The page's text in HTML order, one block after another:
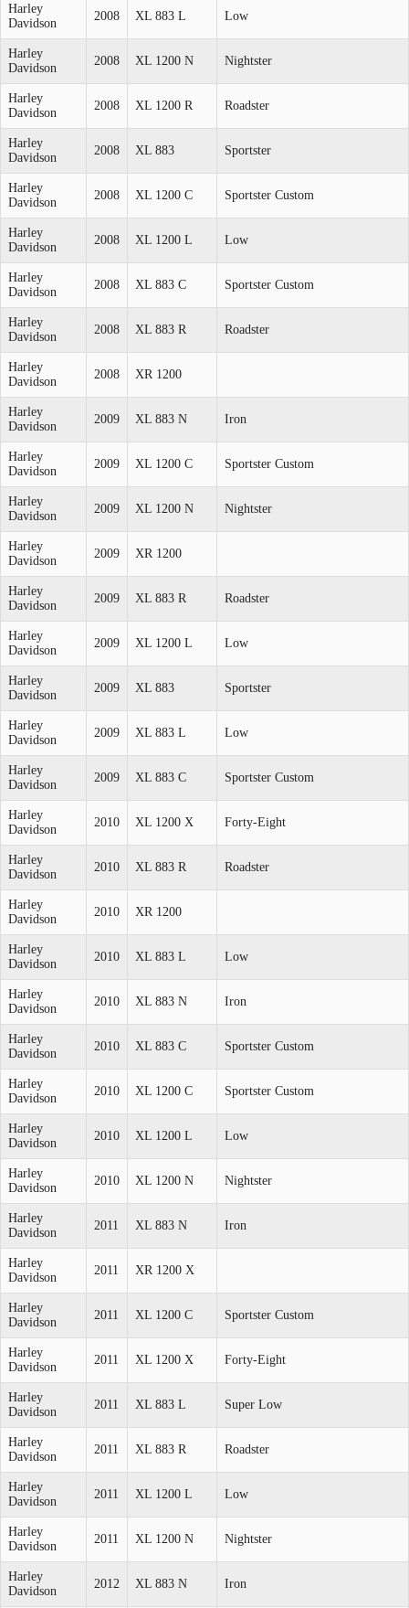
Harley
Davidson
2008 XL 883 L Low
Harley
Davidson
2008 XL 1200 N Nightster
Harley
Davidson
2008 XL 1200 R Roadster
Harley
Davidson
2008 XL 883 Sportster
Harley
Davidson
2008 XL 1200 C Sportster Custom
Harley
Davidson
2008 XL 1200 L Low
Harley
Davidson
2008 XL 883 C Sportster Custom
Harley
Davidson
2008 XL 883 R Roadster
Harley
Davidson
2008 XR 1200
Harley
Davidson
2009 XL 883 N Iron
Harley
Davidson
2009 XL 1200 C Sportster Custom
Harley
Davidson
2009 XL 1200 N Nightster
Harley
Davidson
2009 XR 1200
Harley
Davidson
2009 XL 883 R Roadster
Harley
Davidson
2009 XL 1200 L Low
Harley
Davidson
2009 XL 883 Sportster
Harley
Davidson
2009 XL 883 L Low
Harley
Davidson
2009 XL 883 C Sportster Custom
Harley
Davidson
2010 XL 1200 X Forty-Eight
Harley
Davidson
2010 XL 883 R Roadster
Harley
Davidson
2010 XR 1200
Harley
Davidson
2010 XL 883 L Low
Harley
Davidson
2010 XL 883 N Iron
Harley
Davidson
2010 XL 883 C Sportster Custom
Harley
Davidson
2010 XL 1200 C Sportster Custom
Harley
Davidson
2010 XL 1200 L Low
Harley
Davidson
2010 XL 1200 N Nightster
Harley
Davidson
2011 XL 883 N Iron
Harley
Davidson
2011 XR 1200 X
Harley
Davidson
2011 XL 1200 C Sportster Custom
Harley
Davidson
2011 XL 1200 X Forty-Eight
Harley
Davidson
2011 XL 883 L Super Low
Harley
Davidson
2011 XL 883 R Roadster
Harley
Davidson
2011 XL 1200 L Low
Harley
Davidson
2011 XL 1200 N Nightster
Harley
Davidson
2012 XL 883 N Iron